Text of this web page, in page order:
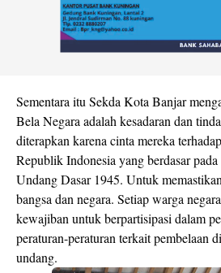
Sementara itu Sekda Kota Banjar
Bela Negara adalah kesadaran dan
diterapkan karena cinta mereka
Republik Indonesia yang berdasar
Undang Dasar 1945. Untuk
bangsa dan negara. Setiap warga
kewajiban untuk berpartisipasi dalam
peraturan-peraturan terkait pembelaan
undang.